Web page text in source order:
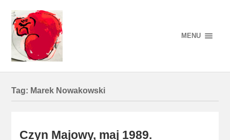
MENU
Tag: Marek Nowakowski
Czyn Majowy, maj 1989.